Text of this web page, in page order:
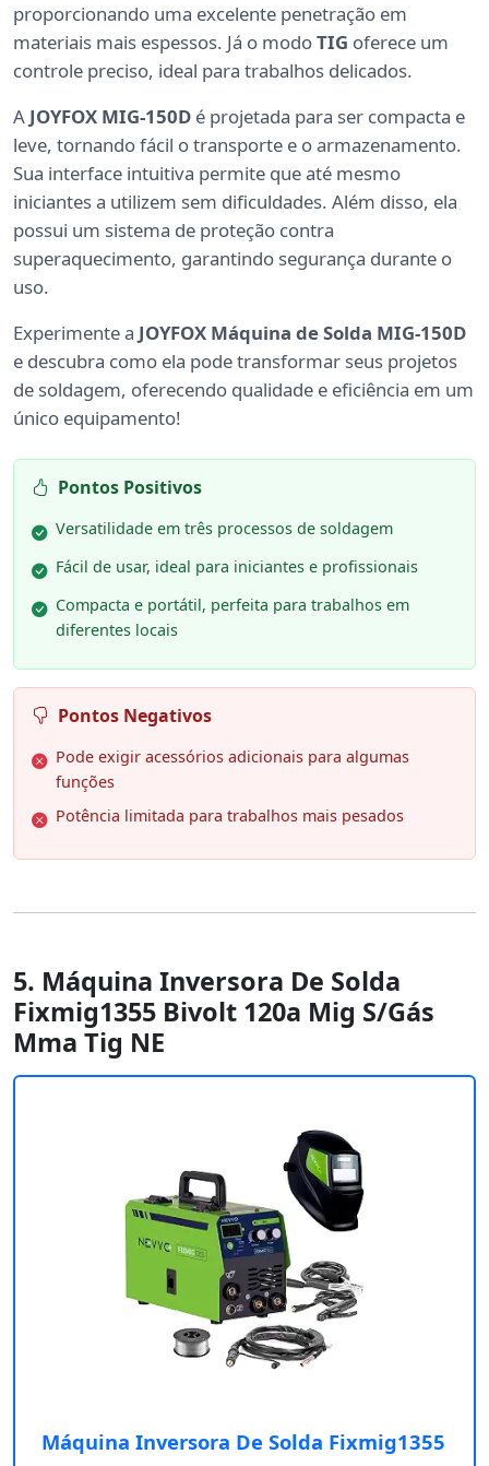
proporcionando uma excelente penetração em
materiais mais espessos. Já o modoTIG oferece um
controle preciso, ideal para trabalhos delicados.
A JOYFOX MIG-150D é projetada para ser compacta e
leve, tornando fácil o transporte e o armazenamento.
Sua interface intuitiva permite que até mesmo
iniciantes a utilizem sem dificuldades. Além disso, ela
possui um sistema de proteção contra
superaquecimento, garantindo segurança durante o
uso.
Experimente a JOYFOX Máquina de Solda MIG-150D
e descubra como ela pode transformar seus projetos
de soldagem, oferecendo qualidade e eficiência em um
único equipamento!
Pontos Positivos
Versatilidade em três processos de soldagem
Fácil de usar, ideal para iniciantes e profissionais
Compacta e portátil, perfeita para trabalhos em
diferentes locais
Pontos Negativos
Pode exigir acessórios adicionais para algumas
funções
Potência limitada para trabalhos mais pesados
5. Máquina Inversora De Solda
Fixmig1355 Bivolt 120a Mig S/Gás
Mma Tig NE
Máquina Inversora De Solda Fixmig1355